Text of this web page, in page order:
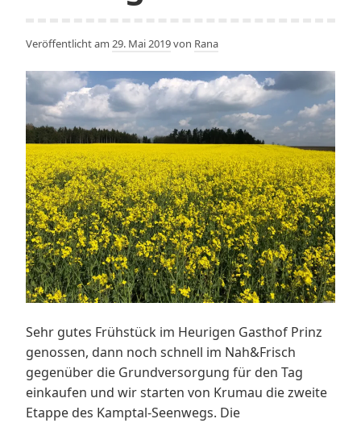
Veröffentlicht am 29. Mai 2019von Rana
Sehr gutes Frühstück im Heurigen Gasthof Prinz
genossen, dann noch schnell im Nah&Frisch
gegenüber die Grundversorgung für den Tag
einkaufen und wir starten von Krumau die zweite
Etappe des Kamptal-Seenwegs. Die